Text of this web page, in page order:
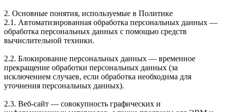
2. Основные понятия, используемые в Политике
2.1. Автоматизированная обработка персональных данных —
обработка персональных данных с помощью средств
вычислительной техники.
2.2. Блокирование персональных данных — временное
прекращение обработки персональных данных (за
исключением случаев, если обработка необходима для
уточнения персональных данных).
2.3. Веб-сайт — совокупность графических и